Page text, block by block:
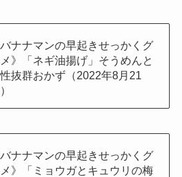
バナナマンの早起きせっかくグ
》「ネギ油揚げ」そうめんと
抜群おかず（2022年8月21
バナナマンの早起きせっかくグ
》「ミョウガとキュウリの梅